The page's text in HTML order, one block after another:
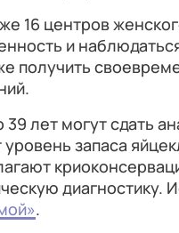
16 центров
и
получить
лет могут сдать
запаса
диагностику.
.